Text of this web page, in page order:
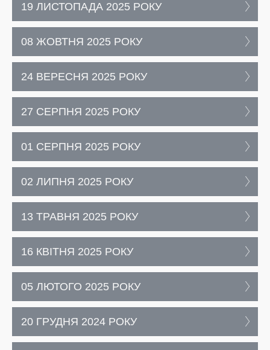
19 ЛИСТОПАДА 2025 РОКУ
08 ЖОВТНЯ 2025 РОКУ
24 ВЕРЕСНЯ 2025 РОКУ
27 СЕРПНЯ 2025 РОКУ
01 СЕРПНЯ 2025 РОКУ
02 ЛИПНЯ 2025 РОКУ
13 ТРАВНЯ 2025 РОКУ
16 КВІТНЯ 2025 РОКУ
05 ЛЮТОГО 2025 РОКУ
20 ГРУДНЯ 2024 РОКУ